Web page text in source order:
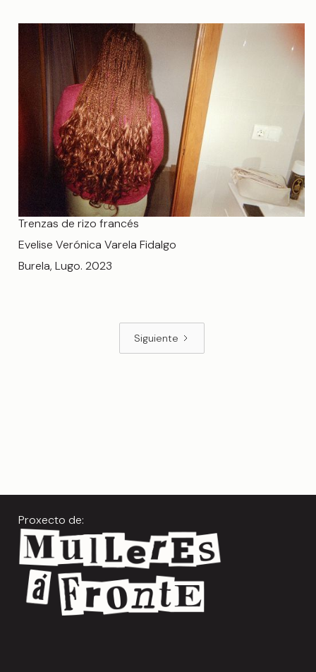
Trenzas de rizo francés
Evelise Verónica Varela Fidalgo
Burela, Lugo. 2023
Siguiente
Proxecto de: